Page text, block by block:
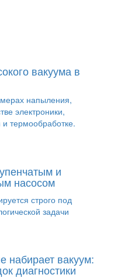
вакуума в
напыления,
электроники,
термообработке.
и
насосом
строго под
задачи
набирает вакуум:
диагностики